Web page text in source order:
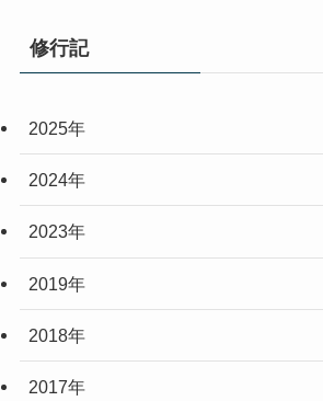
修行記
2025年
2024年
2023年
2019年
2018年
2017年